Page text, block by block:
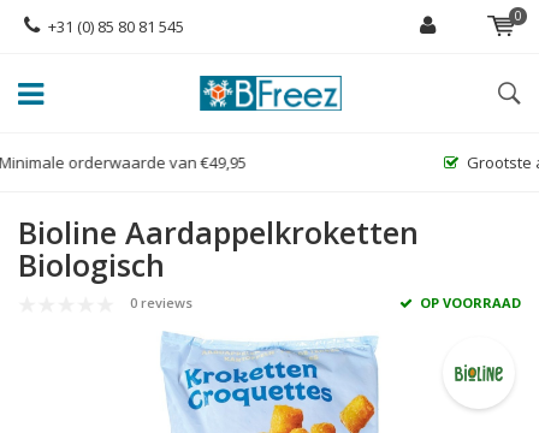
+31 (0) 85 80 81 545 0
Grootste assortiment glutenvrije diepvriesproducten!
Bioline Aardappelkroketten
Biologisch
0 reviews OP VOORRAAD